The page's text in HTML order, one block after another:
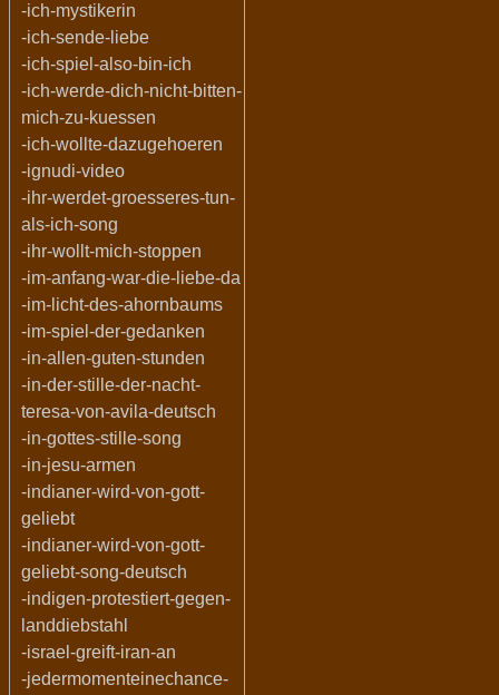
-ich-mystikerin
-ich-sende-liebe
-ich-spiel-also-bin-ich
-ich-werde-dich-nicht-bitten-
mich-zu-kuessen
-ich-wollte-dazugehoeren
-ignudi-video
-ihr-werdet-groesseres-tun-
als-ich-song
-ihr-wollt-mich-stoppen
-im-anfang-war-die-liebe-da
-im-licht-des-ahornbaums
-im-spiel-der-gedanken
-in-allen-guten-stunden
-in-der-stille-der-nacht-
teresa-von-avila-deutsch
-in-gottes-stille-song
-in-jesu-armen
-indianer-wird-von-gott-
geliebt
-indianer-wird-von-gott-
geliebt-song-deutsch
-indigen-protestiert-gegen-
landdiebstahl
-israel-greift-iran-an
-jedermomenteinechance-